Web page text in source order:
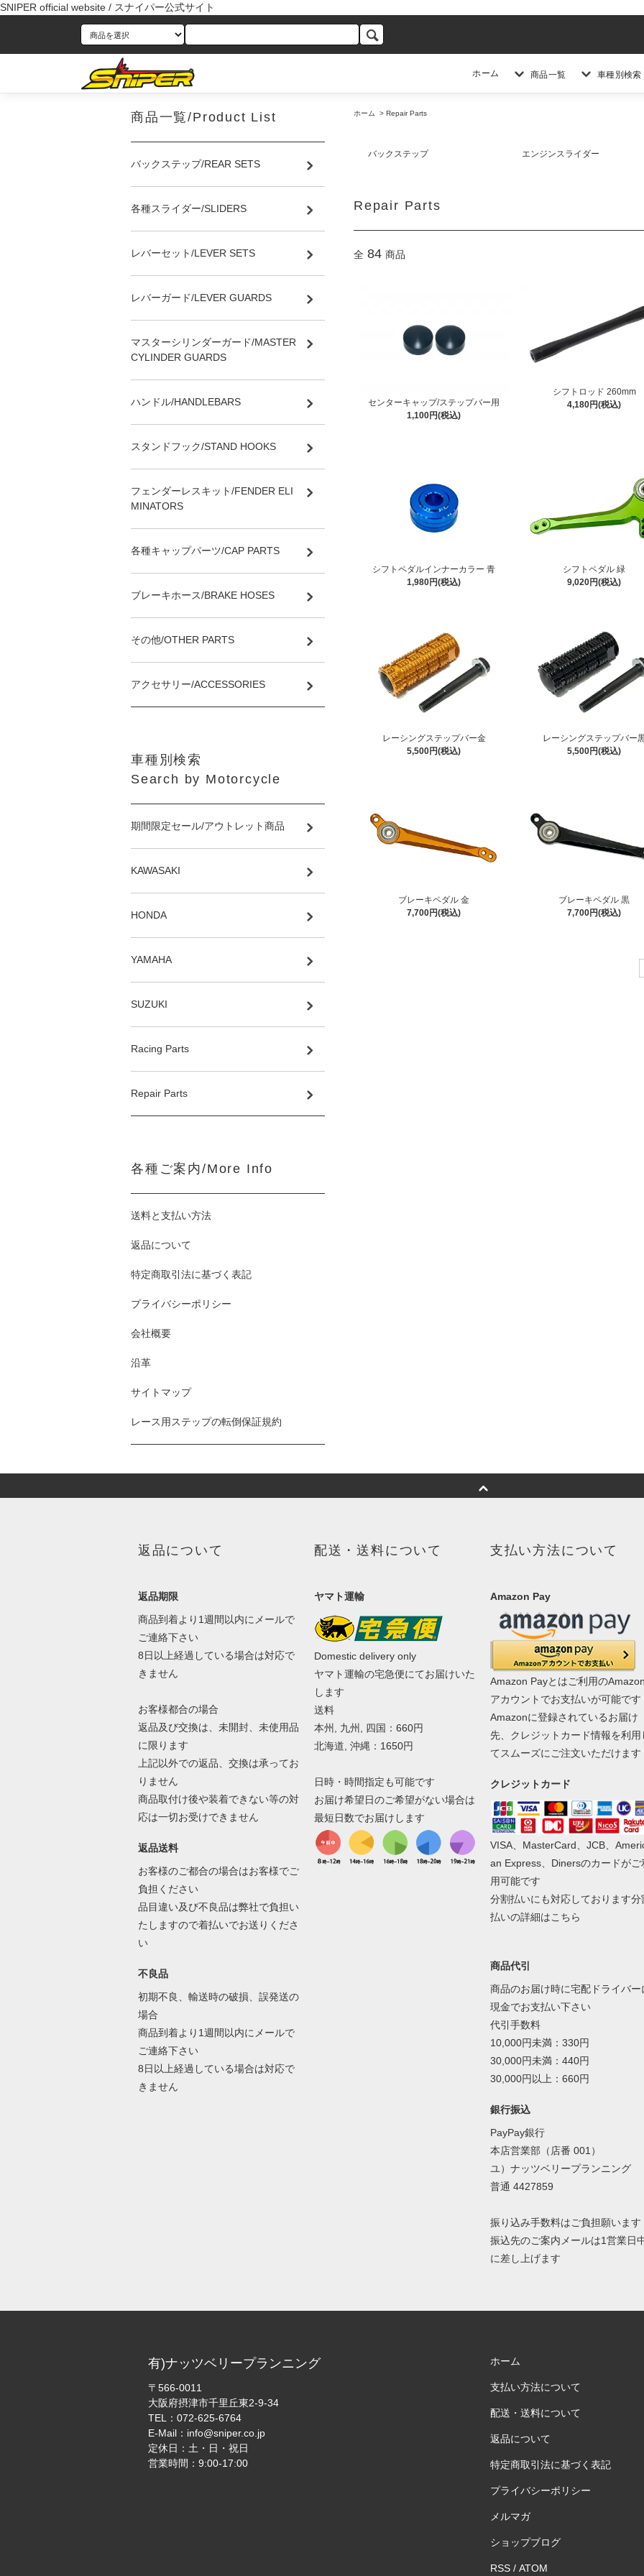
SNIPER official website / スナイパー公式サイト
ホーム 商品一覧 車種別検索
ホーム > Repair Parts
バックステップ エンジンスライダー
Repair Parts
全 84 商品
センターキャップ/ステップバー用
1,100円(税込)
シフトロッド 260mm
4,180円(税込)
シフトペダルインナーカラー 青
1,980円(税込)
シフトペダル 緑
9,020円(税込)
レーシングステップバー金
5,500円(税込)
レーシングステップバー
5,500円(税込)
ブレーキペダル 金
7,700円(税込)
ブレーキペダル 黒
7,700円(税込)
商品一覧/Product List
バックステップ/REAR SETS
各種スライダー/SLIDERS
レバーセット/LEVER SETS
レバーガード/LEVER GUARDS
マスターシリンダーガード/MASTER
CYLINDER GUARDS
ハンドル/HANDLEBARS
スタンドフック/STAND HOOKS
フェンダーレスキット/FENDER ELI
MINATORS
各種キャップパーツ/CAP PARTS
ブレーキホース/BRAKE HOSES
その他/OTHER PARTS
アクセサリー/ACCESSORIES
車種別検索
Search by Motorcycle
期間限定セール/アウトレット商品
KAWASAKI
HONDA
YAMAHA
SUZUKI
Racing Parts
Repair Parts
各種ご案内/More Info
送料と支払い方法
返品について
特定商取引法に基づく表記
プライバシーポリシー
会社概要
沿革
サイトマップ
レース用ステップの転倒保証規約
返品について
返品期限
商品到着より1週間以内にメールで
ご連絡下さい
8日以上経過している場合は対応で
きません
お客様都合の場合
返品及び交換は、未開封、未使用品
に限ります
上記以外での返品、交換は承ってお
りません
商品取付け後や装着できない等の対
応は一切お受けできません
返品送料
お客様のご都合の場合はお客様でご
負担ください
品目違い及び不良品は弊社で負担い
たしますので着払いでお送りくださ
い
不良品
初期不良、輸送時の破損、誤発送の
場合
商品到着より1週間以内にメールで
ご連絡下さい
8日以上経過している場合は対応で
きません
配送・送料について
ヤマト運輸
Domestic delivery only
ヤマト運輸の宅急便にてお届けいた
します
送料
本州, 九州, 四国：660円
北海道, 沖縄：1650円
日時・時間指定も可能です
お届け希望日のご希望がない場合は
最短日数でお届けします
支払い方法について
Amazon Pay
Amazon Payとはご利用のAmazon
アカウントでお支払いが可能です
Amazonに登録されているお届け
先、クレジットカード情報を利用
てスムーズにご注文いただけます
クレジットカード
VISA、MasterCard、JCB、
an Express、Dinersのカードがご
用可能です
分割払いにも対応しております分
払いの詳細はこちら
商品代引
商品のお届け時に宅配ドライバー
現金でお支払い下さい
代引手数料
10,000円未満：330円
30,000円未満：440円
30,000円以上：660円
銀行振込
PayPay銀行
本店営業部（店番 001）
ユ）ナッツベリープランニング
普通 4427859
振り込み手数料はご負担願います
振込先のご案内メールは1営業日
に差し上げます
有)ナッツベリープランニング
〒566-0011
大阪府摂津市千里丘東2-9-34
TEL：072-625-6764
E-Mail： info@sniper.co.jp
定休日：土・日・祝日
営業時間：9:00-17:00
ホーム
支払い方法について
配送・送料について
返品について
特定商取引法に基づく表記
プライバシーポリシー
メルマガ
ショップブログ
RSS/ ATOM